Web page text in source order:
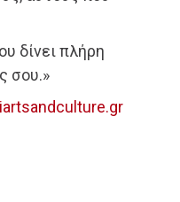
δίνει πλήρη
σου.»